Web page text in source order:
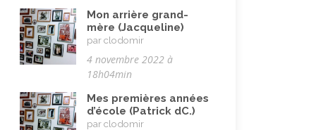
Mai 68 (8)
Maladie, handicap (23)
Musulman.e (être)
Nature, animaux
Pandémie Covid 19 (4)
Mon arrière grand-
mère (Jacqueline)
par clodomir
4 novembre 2022 à
18h04min
Mes premières années
d’école (Patrick dC.)
par clodomir